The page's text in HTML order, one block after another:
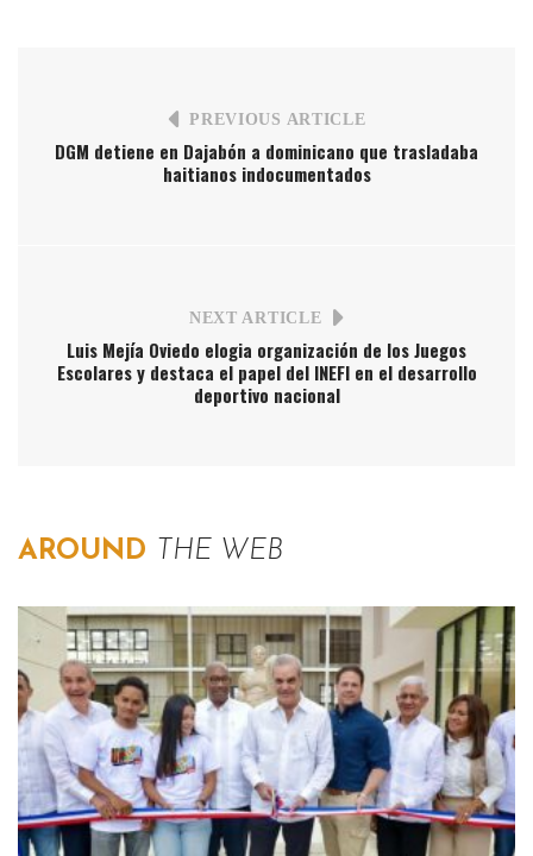
PREVIOUS ARTICLE
DGM detiene en Dajabón a dominicano que trasladaba
haitianos indocumentados
NEXT ARTICLE
Luis Mejía Oviedo elogia organización de los Juegos
Escolares y destaca el papel del INEFI en el desarrollo
deportivo nacional
AROUND THE WEB